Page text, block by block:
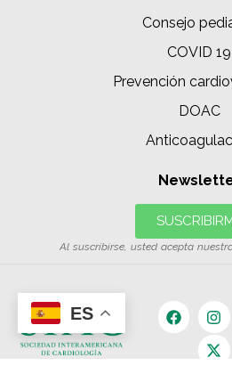
Consejo
COVID 19
Prevención
DOAC
Al suscribirse, usted acepta
ES